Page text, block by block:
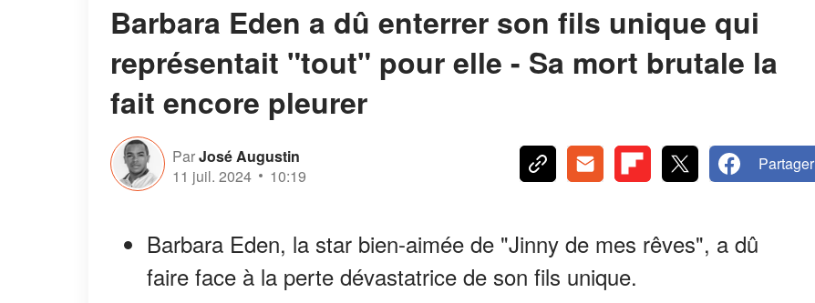
Barbara Eden a dû enterrer son fils unique qui
représentait "tout" pour elle - Sa mort brutale la
fait encore pleurer
ParJosé Augustin
11 juil. 2024
10:19
Partager
Barbara Eden, la star bien-aimée de "Jinny de mes rêves", a dû
faire face à la perte dévastatrice de son fils unique.